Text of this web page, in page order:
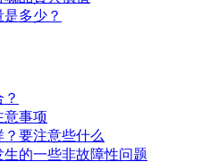
多少？
意事项
要注意些什么
的一些非故障性问题